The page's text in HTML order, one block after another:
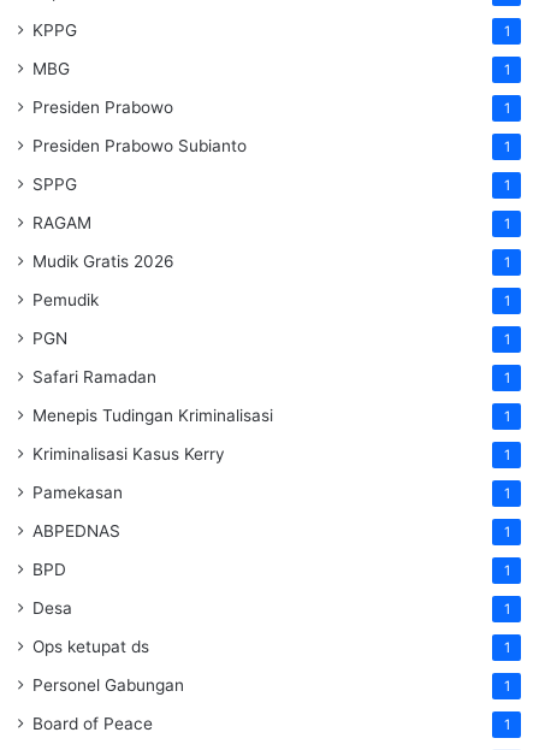
KPPG 1
MBG 1
Presiden Prabowo 1
Presiden Prabowo Subianto 1
SPPG 1
RAGAM 1
Mudik Gratis 2026 1
Pemudik 1
PGN 1
Safari Ramadan 1
Menepis Tudingan Kriminalisasi 1
Kriminalisasi Kasus Kerry 1
Pamekasan 1
ABPEDNAS 1
BPD 1
Desa 1
Ops ketupat ds 1
Personel Gabungan 1
Board of Peace 1